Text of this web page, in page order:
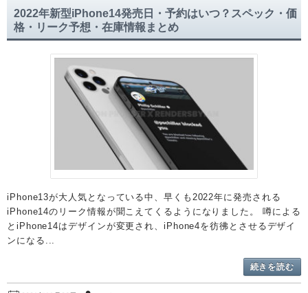
2022年新型iPhone14発売日・予約はいつ？スペック・価
格・リーク予想・在庫情報まとめ
iPhone13が大人気となっている中、早くも2022年に発売される
iPhone14のリーク情報が聞こえてくるようになりました。 噂による
とiPhone14はデザインが変更され、iPhone4を彷彿とさせるデザイ
ンになる...
続きを読む